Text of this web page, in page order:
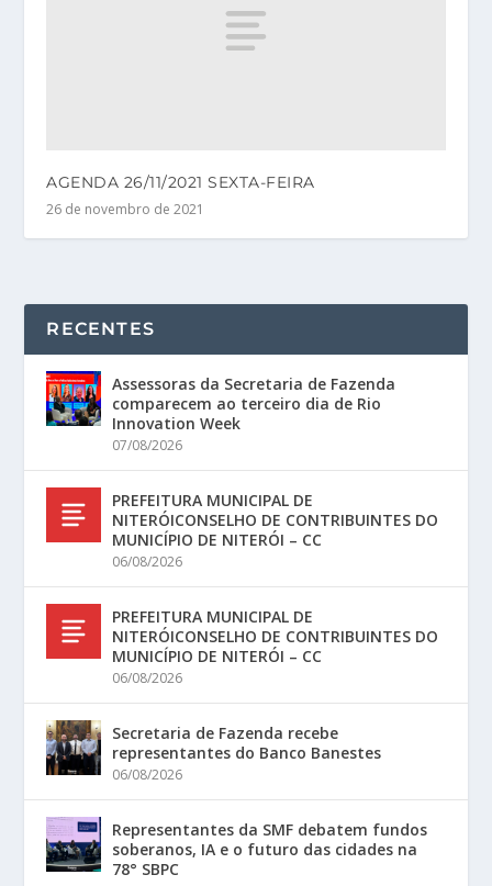
AGENDA 26/11/2021 SEXTA-FEIRA
26 de novembro de 2021
RECENTES
Assessoras da Secretaria de Fazenda
comparecem ao terceiro dia de Rio
Innovation Week
07/08/2026
PREFEITURA MUNICIPAL DE
NITERÓICONSELHO DE CONTRIBUINTES DO
MUNICÍPIO DE NITERÓI – CC
06/08/2026
PREFEITURA MUNICIPAL DE
NITERÓICONSELHO DE CONTRIBUINTES DO
MUNICÍPIO DE NITERÓI – CC
06/08/2026
Secretaria de Fazenda recebe
representantes do Banco Banestes
06/08/2026
Representantes da SMF debatem fundos
soberanos, IA e o futuro das cidades na
78° SBPC